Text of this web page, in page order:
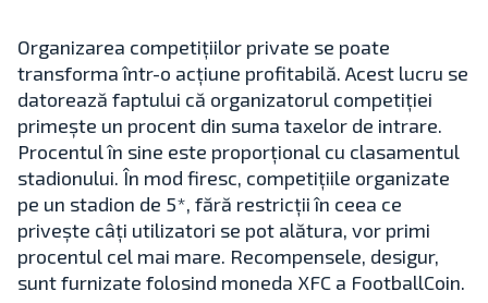
Organizarea competițiilor private se poate
transforma într-o acțiune profitabilă. Acest lucru se
datorează faptului că organizatorul competiției
primește un procent din suma taxelor de intrare.
Procentul în sine este proporțional cu clasamentul
stadionului. În mod firesc, competițiile organizate
pe un stadion de 5*, fără restricții în ceea ce
privește câți utilizatori se pot alătura, vor primi
procentul cel mai mare. Recompensele, desigur,
sunt furnizate folosind moneda XFC a FootballCoin.